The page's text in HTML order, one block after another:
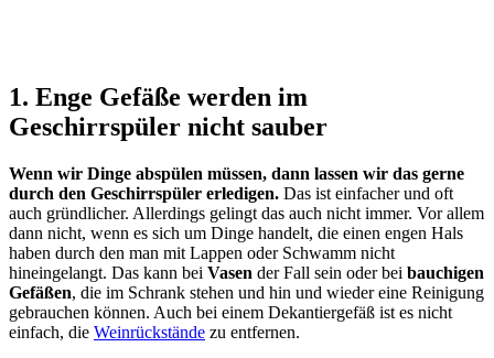
1. Enge Gefäße werden im
Geschirrspüler nicht sauber
Wenn wir Dinge abspülen müssen, dann lassen wir das gerne
durch den Geschirrspüler erledigen. Das ist einfacher und oft
auch gründlicher. Allerdings gelingt das auch nicht immer. Vor allem
dann nicht, wenn es sich um Dinge handelt, die einen engen Hals
haben durch den man mit Lappen oder Schwamm nicht
hineingelangt. Das kann bei Vasen der Fall sein oder bei bauchigen
Gefäßen, die im Schrank stehen und hin und wieder eine Reinigung
gebrauchen können. Auch bei einem Dekantiergefäß ist es nicht
einfach, die Weinrückstände zu entfernen.